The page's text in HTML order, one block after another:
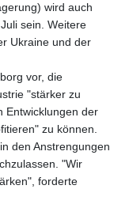
wird auch
sein. Weitere
Ukraine und der
vor, die
"stärker zu
Entwicklungen der
zu können.
den Anstrengungen
"Wir
forderte